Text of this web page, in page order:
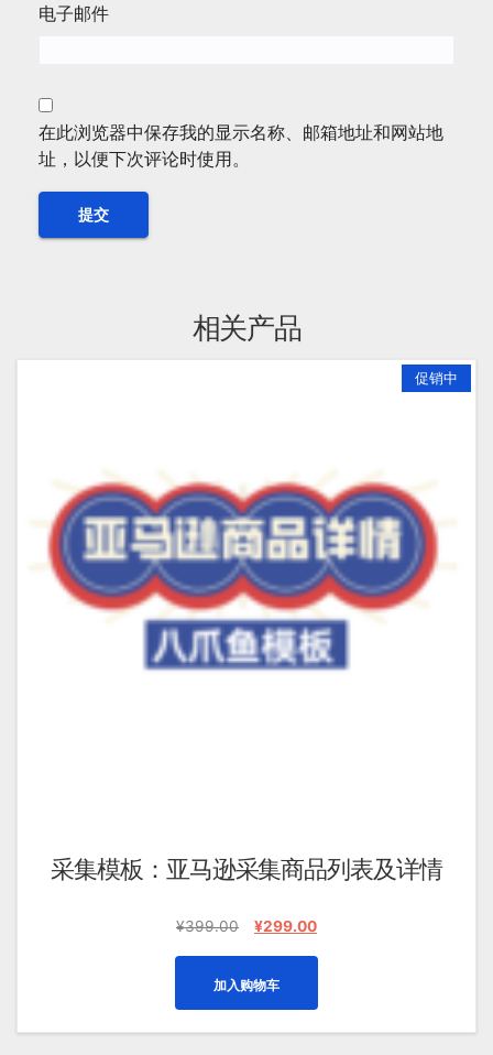
电子邮件
在此浏览器中保存我的显示名称、邮箱地址和网站地
址，以便下次评论时使用。
相关产品
促销中
采集模板：亚马逊采集商品列表及详情
¥399.00
原
¥399.00。
¥299.00当
为：
¥299.00。
加入购物车